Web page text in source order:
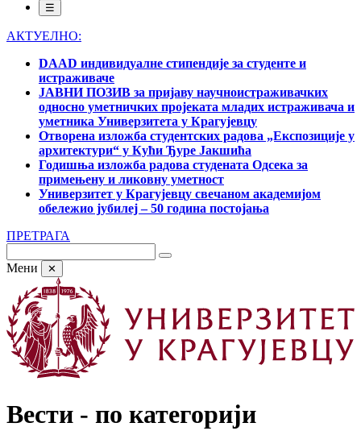
☰
АКТУЕЛНО:
DAAD индивидуалне стипендије за студенте и
истраживаче
ЈАВНИ ПОЗИВ за пријаву научноистраживачких
односно уметничких пројеката младих истраживача и
уметника Универзитета у Крагујевцу
Отворена изложба студентских радова „Експозиције у
архитектури“ у Кући Ђуре Јакшића
Годишња изложба радова студената Одсека за
примењену и ликовну уметност
Универзитет у Крагујевцу свечаном академијом
обележио јубилеј – 50 година постојања
ПРЕТРАГА
Мени ✕
Вести - по категорији